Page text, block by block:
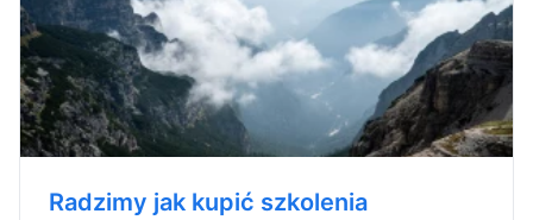
Radzimy jak kupić szkolenia